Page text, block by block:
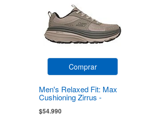
Comprar
Men's Relaxed Fit: Max
Cushioning Zirrus -
Zirrostratus
$54.990